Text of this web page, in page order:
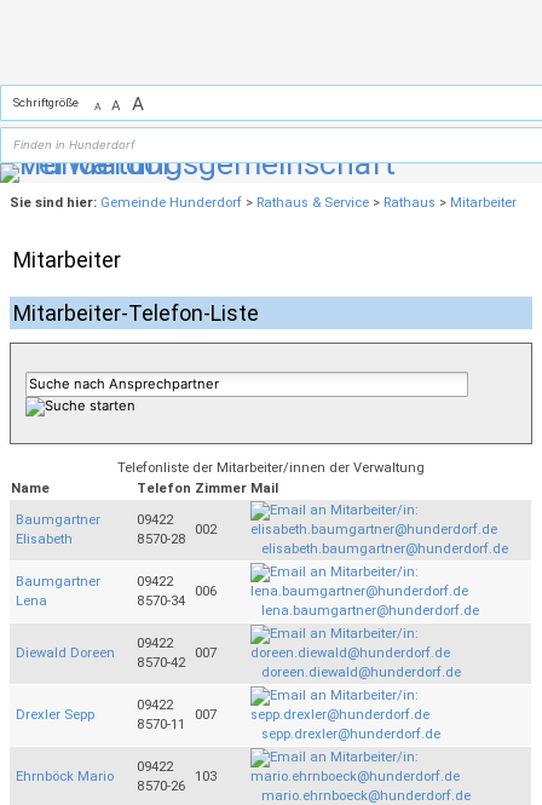
Schriftgröße A A A
Sie sind hier: Gemeinde Hunderdorf > Rathaus & Service > Rathaus > Mitarbeiter
Mitarbeiter
Mitarbeiter-Telefon-Liste
Telefonliste der Mitarbeiter/innen der Verwaltung
Name
Telefon Zimmer Mail
Baumgartner
Elisabeth
09422
8570-28
002
elisabeth.baumgartner@hunderdorf.de
Baumgartner
Lena
09422
8570-34
006
lena.baumgartner@hunderdorf.de
Diewald Doreen
09422
8570-42
007
doreen.diewald@hunderdorf.de
Drexler Sepp
09422
8570-11
007
sepp.drexler@hunderdorf.de
Ehrnböck Mario
09422
8570-26
103
mario.ehrnboeck@hunderdorf.de